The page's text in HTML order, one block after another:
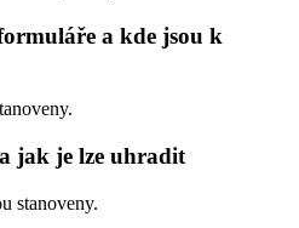
a kde jsou k
jak je lze uhradit
stanoveny.